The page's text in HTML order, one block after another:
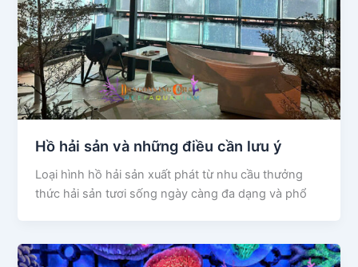
Hồ hải sản và những điều cần lưu ý
Loại hình hồ hải sản xuất phát từ nhu cầu thưởng
thức hải sản tươi sống ngày càng đa dạng và phổ